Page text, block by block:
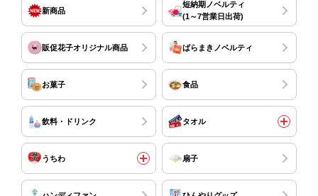
新商品
短納期ノベルティ
(1～7営業日出荷)
販促花子オリジナル商品 ばらまきノベルティ
お菓子 食品
飲料・ドリンク タオル
うちわ 扇子